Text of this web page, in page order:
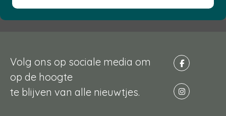
Volg ons op sociale media om
op de hoogte
te blijven van alle nieuwtjes.